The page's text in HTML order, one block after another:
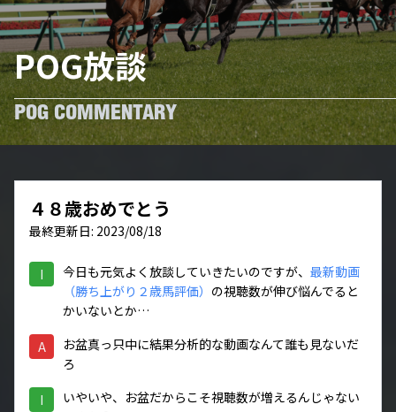
POG放談
POG COMMENTARY
４８歳おめでとう
最終更新日: 2023/08/18
I 今日も元気よく放談していきたいのですが、 最新動画
（勝ち上がり２歳馬評価） の視聴数が伸び悩んでると
かいないとか…
A
お盆真っ只中に結果分析的な動画なんて誰も見ないだ
ろ
I
いやいや、お盆だからこそ視聴数が増えるんじゃない